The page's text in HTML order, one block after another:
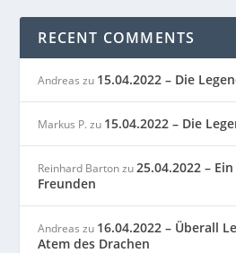
RECENT COMMENTS
Andreas zu 15.04.2022 – Die
Markus P. zu 15.04.2022 – Die
Reinhard Bartonzu25.04.2022 –
Freunden
Andreas zu 16.04.2022 – Überall
Atem des Drachen